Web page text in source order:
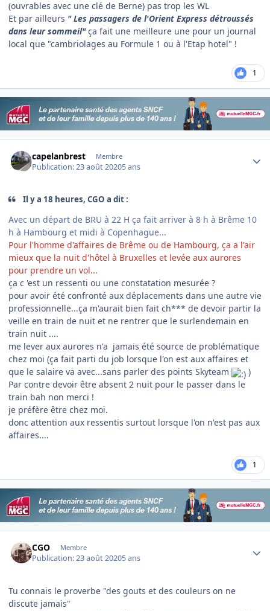
(ouvrables avec une clé de Berne) pas trop les WL
Et par ailleurs " Les passagers de l'Orient Express détroussés
dans leur sommeil" ça fait une meilleure une pour un journal
local que "cambriolages au Formule 1 ou à l'Etap hotel" !
1
capelanbrest Membre
Publication:23 août 20205 ans
Il y a 18 heures, CGO a dit :
Avec un départ de BRU à 22 H ça fait arriver à 8 h à Brême 10
h à Hambourg et midi à Copenhague...
Pour l'homme d'affaires de Brême ou de Hambourg, ça a l'air
mieux que la nuit d'hôtel à Bruxelles et levée aux aurores
pour prendre un vol...
ça c 'est un ressenti ou une constatation mesurée ?
pour avoir été confronté aux déplacements dans une autre vie
professionnelle...ça m'aurait bien fait ch*** de devoir partir la
veille en train de nuit et ne rentrer que le surlendemain en
train nuit ....
me lever aux aurores n'a jamais été source de problématique
chez moi (ça fait parti du job lorsque l'on est aux affaires et
que le salaire va avec...sans parler des points Skyteam
)
Par contre devoir être absent 2 nuit pour le passer dans le
train bah non merci !
je préfère être chez moi.
donc attention aux ressentis surtout lorsque l'on n'est pas aux
affaires....
1
CGO Membre
Publication:23 août 20205 ans
Tu connais le proverbe "des gouts et des couleurs on ne
discute jamais"